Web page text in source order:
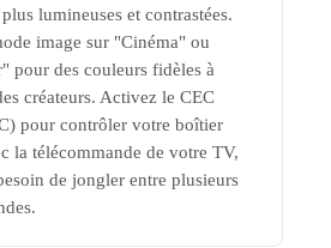
lumineuses et contrastées.
image sur "Cinéma" ou
pour des couleurs fidèles à
créateurs. Activez le CEC
pour contrôler votre boîtier
la télécommande de votre TV,
de jongler entre plusieurs